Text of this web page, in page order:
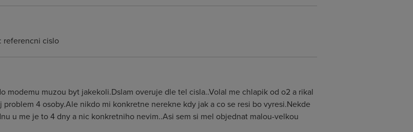
referencni cislo
modemu muzou byt jakekoli.Dslam overuje dle tel cisla..Volal me chlapik od o2 a rikal
4 osoby.Ale nikdo mi konkretne nerekne kdy jak a co se resi bo vyresi.Nekde
u me je to 4 dny a nic konkretniho nevim..Asi sem si mel objednat malou-velkou